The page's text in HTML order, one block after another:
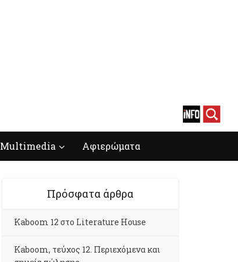
Multimedia Αφιερώματα
Πρόσφατα άρθρα
Kaboom 12 στο Literature House
Kaboom, τεύχος 12. Περιεχόμενα και